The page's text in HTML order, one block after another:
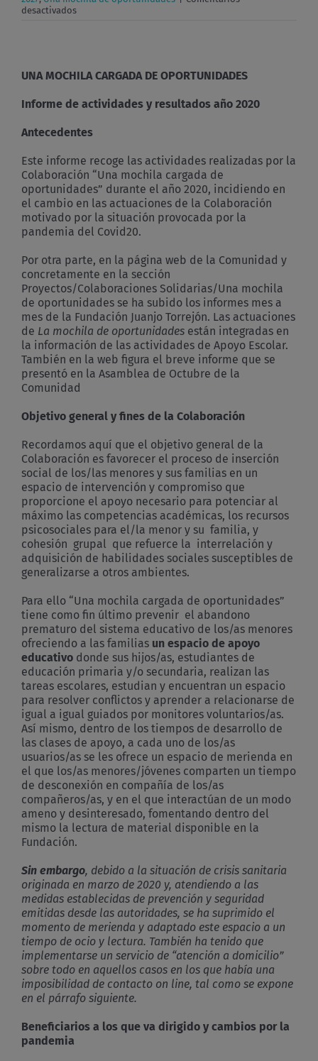
desactivadosen
Informe
Actividades
2020
UNA MOCHILA CARGADA DE OPORTUNIDADES
Informe de actividades y resultados año 2020
Antecedentes
Este informe recoge las actividades realizadas por la
Colaboración “Una mochila cargada de
oportunidades” durante el año 2020, incidiendo en
el cambio en las actuaciones de la Colaboración
motivado por la situación provocada por la
pandemia del Covid20.
Por otra parte, en la página web de la Comunidad y
concretamente en la sección
Proyectos/Colaboraciones Solidarias/Una mochila
de oportunidades se ha subido los informes mes a
mes de la Fundación Juanjo Torrejón. Las actuaciones
de La mochila de oportunidades están integradas en
la información de las actividades de Apoyo Escolar.
También en la web figura el breve informe que se
presentó en la Asamblea de Octubre de la
Comunidad
Objetivo general y fines de la Colaboración
Recordamos aquí que el objetivo general de la
Colaboración es favorecer el proceso de inserción
social de los/las menores y sus familias en un
espacio de intervención y compromiso que
proporcione el apoyo necesario para potenciar al
máximo las competencias académicas, los recursos
psicosociales para el/la menor y su familia, y
cohesión grupal que refuerce la interrelación y
adquisición de habilidades sociales susceptibles de
generalizarse a otros ambientes.
Para ello “Una mochila cargada de oportunidades”
tiene como fin último prevenir el abandono
prematuro del sistema educativo de los/as menores
ofreciendo a las familias un espacio de apoyo
educativo donde sus hijos/as, estudiantes de
educación primaria y/o secundaria, realizan las
tareas escolares, estudian y encuentran un espacio
para resolver conflictos y aprender a relacionarse de
igual a igual guiados por monitores voluntarios/as.
Así mismo, dentro de los tiempos de desarrollo de
las clases de apoyo, a cada uno de los/as
usuarios/as se les ofrece un espacio de merienda en
el que los/as menores/jóvenes comparten un tiempo
de desconexión en compañía de los/as
compañeros/as, y en el que interactúan de un modo
ameno y desinteresado, fomentando dentro del
mismo la lectura de material disponible en la
Fundación.
Sin embargo, debido a la situación de crisis sanitaria
originada en marzo de 2020 y, atendiendo a las
medidas establecidas de prevención y seguridad
emitidas desde las autoridades, se ha suprimido el
momento de merienda y adaptado este espacio a un
tiempo de ocio y lectura. También ha tenido que
implementarse un servicio de “atención a domicilio”
sobre todo en aquellos casos en los que había una
imposibilidad de contacto on line, tal como se expone
en el párrafo siguiente.
Beneficiarios a los que va dirigido y cambios por la
pandemia